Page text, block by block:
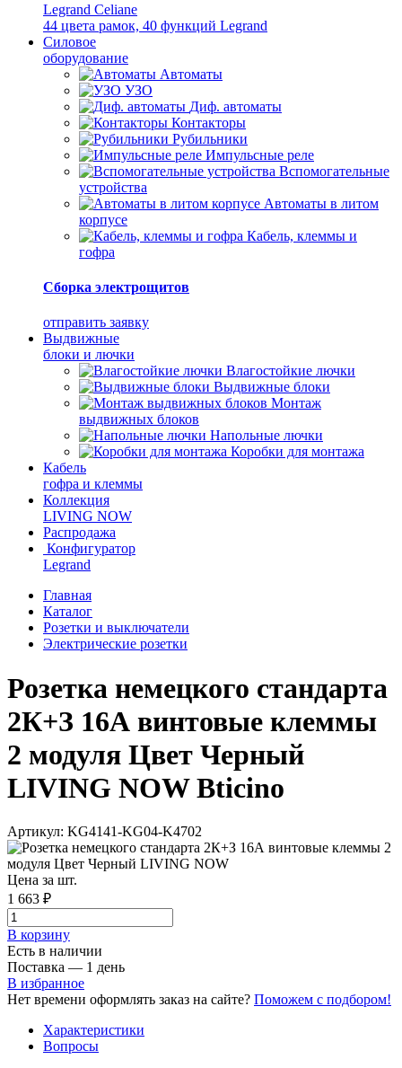
Legrand Celiane
44 цвета рамок, 40 функций Legrand
Силовое
оборудование
Автоматы
УЗО
Диф. автоматы
Контакторы
Рубильники
Импульсные реле
Вспомогательные
устройства
Автоматы в литом
корпусе
Кабель, клеммы и
гофра
Сборка электрощитов
отправить заявку
Выдвижные
блоки и лючки
Влагостойкие лючки
Выдвижные блоки
Монтаж
выдвижных блоков
Напольные лючки
Коробки для монтажа
Кабель
гофра и клеммы
Коллекция
LIVING NOW
Распродажа
Конфигуратор
Legrand
Главная
Каталог
Розетки и выключатели
Электрические розетки
Розетка немецкого стандарта
2К+З 16А винтовые клеммы
2 модуля Цвет Черный
LIVING NOW Bticino
Артикул: KG4141-KG04-K4702
Цена за шт.
1 663 ₽
В корзинy
Есть в наличии
Поставка — 1 день
В избранное
Нет времени оформлять заказ на сайте? Поможем с подбором!
Характеристики
Вопросы